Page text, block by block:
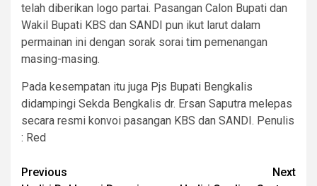
telah diberikan logo partai. Pasangan Calon Bupati dan
Wakil Bupati KBS dan SANDI pun ikut larut dalam
permainan ini dengan sorak sorai tim pemenangan
masing-masing.
Pada kesempatan itu juga Pjs Bupati Bengkalis
didampingi Sekda Bengkalis dr. Ersan Saputra melepas
secara resmi konvoi pasangan KBS dan SANDI. Penulis
: Red
Post
Previous
Next